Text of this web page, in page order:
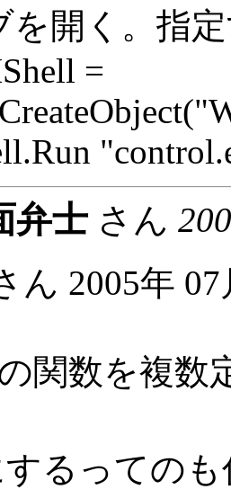
を開く。指
=
弁士 さん
ん 2005年
関数を複数
するっての